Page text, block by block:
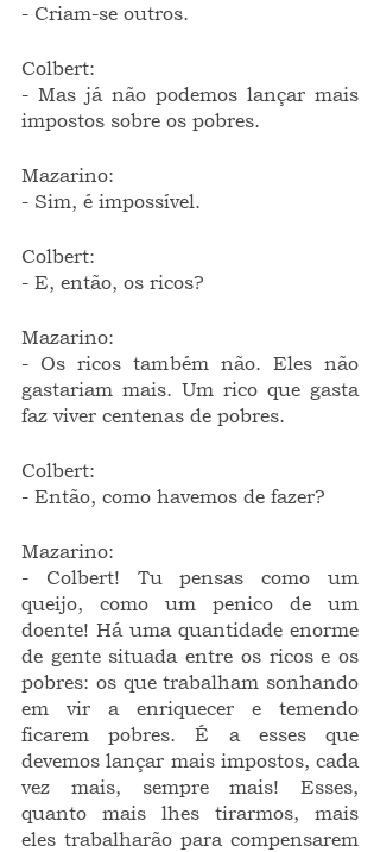
- Criam-se outros.
Colbert:
- Mas já não podemos lançar mais
impostos sobre os pobres.
Mazarino:
- Sim, é impossível.
Colbert:
- E, então, os ricos?
Mazarino:
- Os ricos também não. Eles não
gastariam mais. Um rico que gasta
faz viver centenas de pobres.
Colbert:
- Então, como havemos de fazer?
Mazarino:
- Colbert! Tu pensas como um
queijo, como um penico de um
doente! Há uma quantidade enorme
de gente situada entre os ricos e os
pobres: os que trabalham sonhando
em vir a enriquecer e temendo
ficarem pobres. É a esses que
devemos lançar mais impostos, cada
vez mais, sempre mais! Esses,
quanto mais lhes tirarmos, mais
eles trabalharão para compensarem